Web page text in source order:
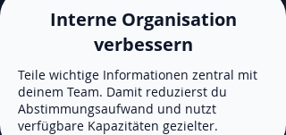
Interne Organisation
verbessern
Teile wichtige Informationen zentral mit
deinem Team. Damit reduzierst du
Abstimmungsaufwand und nutzt
verfügbare Kapazitäten gezielter.